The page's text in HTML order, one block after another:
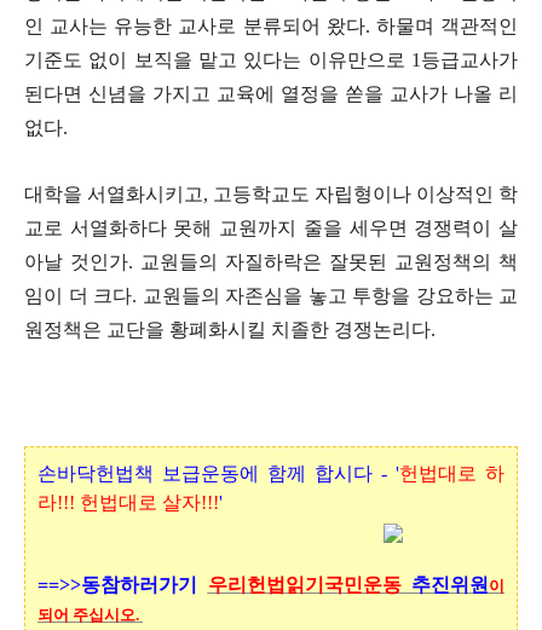
인 교사는 유능한 교사로 분류되어 왔다. 하물며 객관적인
기준도 없이 보직을 맡고 있다는 이유만으로 1등급교사가
된다면 신념을 가지고 교육에 열정을 쏟을 교사가 나올 리
없다.
대학을 서열화시키고, 고등학교도 자립형이나 이상적인 학
교로 서열화하다 못해 교원까지 줄을 세우면 경쟁력이 살
아날 것인가. 교원들의 자질하락은 잘못된 교원정책의 책
임이 더 크다. 교원들의 자존심을 놓고 투항을 강요하는 교
원정책은 교단을 황폐화시킬 치졸한 경쟁논리다.
손바닥헌법책 보급운동에 함께 합시다 - '헌법대로 하
라!!! 헌법대로 살자!!!'
==>>동참하러가기 우리헌법읽기국민운동 추진위원 이
되어 주십시오.